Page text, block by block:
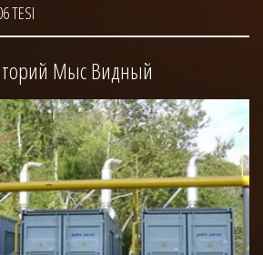
TESI
Мыс Видный